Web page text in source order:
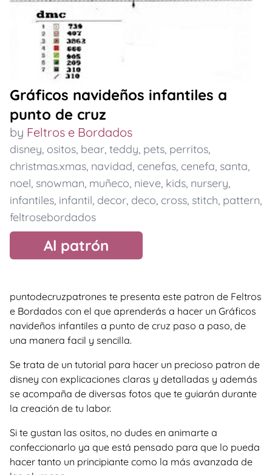
Gráficos navideños infantiles a
punto de cruz
by Feltros e Bordados
disney, ositos, bear, teddy, pets, perritos,
christmas.xmas, navidad, cenefas, cenefa, santa,
noel, snowman, muñeco, nieve, kids, nursery,
infantiles, infantil, decor, deco, cross, stitch, pattern,
feltrosebordados
Al patrón
puntodecruzpatrones te presenta este patron de Feltros
e Bordados con el que aprenderás a hacer un Gráficos
navideños infantiles a punto de cruz paso a paso, de
una manera facil y sencilla.
Se trata de un tutorial para hacer un precioso patron de
disney con explicaciones claras y detalladas y además
se acompaña de diversas fotos que te guiarán durante
la creación de tu labor.
Si te gustan las ositos, no dudes en animarte a
confeccionarlo ya que está pensado para que lo pueda
hacer tanto un principiante como la más avanzada de